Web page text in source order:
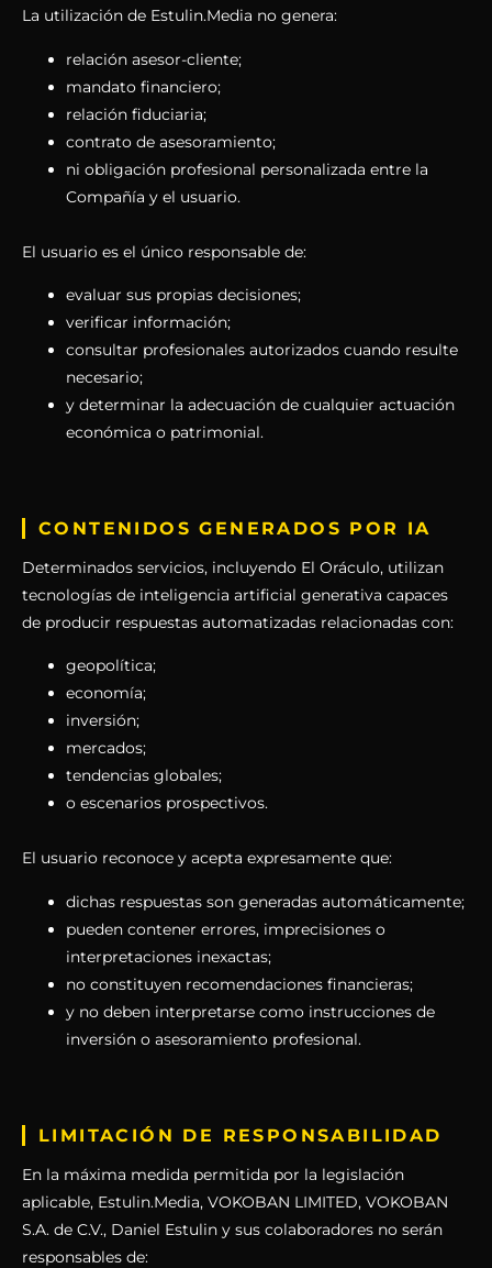
La utilización de Estulin.Media no genera:
relación asesor-cliente;
mandato financiero;
relación fiduciaria;
contrato de asesoramiento;
ni obligación profesional personalizada entre la
Compañía y el usuario.
El usuario es el único responsable de:
evaluar sus propias decisiones;
verificar información;
consultar profesionales autorizados cuando resulte
necesario;
y determinar la adecuación de cualquier actuación
económica o patrimonial.
CONTENIDOS GENERADOS POR IA
Determinados servicios, incluyendo El Oráculo, utilizan
tecnologías de inteligencia artificial generativa capaces
de producir respuestas automatizadas relacionadas con:
geopolítica;
economía;
inversión;
mercados;
tendencias globales;
o escenarios prospectivos.
El usuario reconoce y acepta expresamente que:
dichas respuestas son generadas automáticamente;
pueden contener errores, imprecisiones o
interpretaciones inexactas;
no constituyen recomendaciones financieras;
y no deben interpretarse como instrucciones de
inversión o asesoramiento profesional.
LIMITACIÓN DE RESPONSABILIDAD
En la máxima medida permitida por la legislación
aplicable, Estulin.Media, VOKOBAN LIMITED, VOKOBAN
S.A. de C.V., Daniel Estulin y sus colaboradores no serán
responsables de: